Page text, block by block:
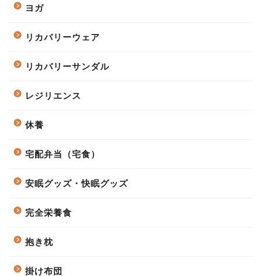
ヨガ
リカバリーウェア
リカバリーサンダル
レジリエンス
休養
宅配弁当（宅食）
安眠グッズ・快眠グッズ
完全栄養食
抱き枕
掛け布団